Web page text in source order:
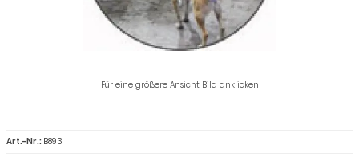
Für eine größere Ansicht Bild anklicken
Art.-Nr.: B893